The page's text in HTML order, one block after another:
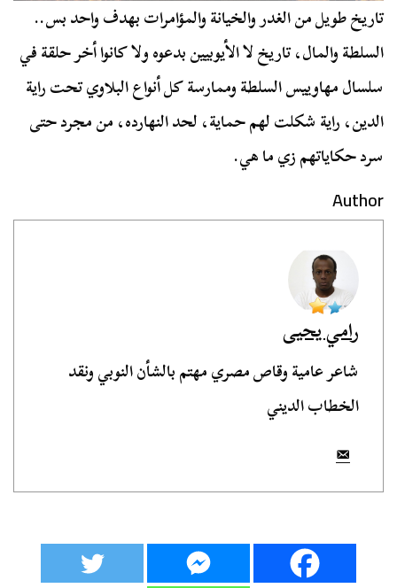
تاريخ طويل من الغدر والخيانة والمؤامرات بهدف واحد بس..
السلطة والمال، تاريخ لا الأيوبيين بدعوه ولا كانوا أخر حلقة في
سلسال مهاوييس السلطة وممارسة كل أنواع البلاوي تحت راية
الدين، راية شكلت لهم حماية، لحد النهارده، من مجرد حتى
سرد حكاياتهم زي ما هي.
Author
رامي يحيى
شاعر عامية وقاص مصري مهتم بالشأن النوبي ونقد
الخطاب الديني